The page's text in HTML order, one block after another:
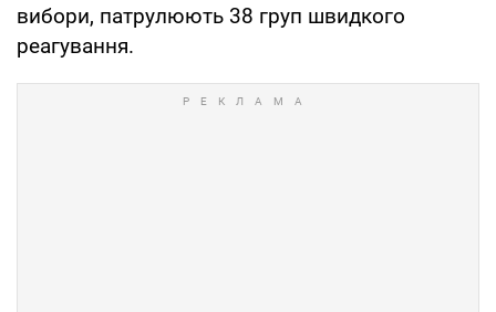
вибори, патрулюють 38 груп швидкого
реагування.